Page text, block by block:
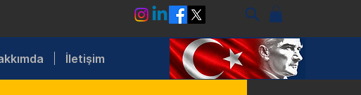
İletişim